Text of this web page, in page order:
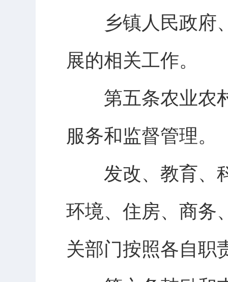
乡镇人民政府、
展的相关工作。
第五条农业农村
服务和监督管理。
发改、教育、科
环境、住房、商务
关部门按照各自职